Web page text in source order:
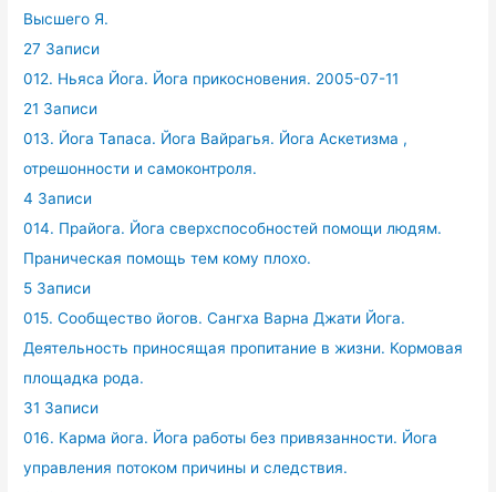
Высшего Я.
27 Записи
012. Ньяса Йога. Йога прикосновения. 2005-07-11
21 Записи
013. Йога Тапаса. Йога Вайрагья. Йога Аскетизма ,
отрешонности и самоконтроля.
4 Записи
014. Прайога. Йога сверхспособностей помощи людям.
Праническая помощь тем кому плохо.
5 Записи
015. Сообщество йогов. Сангха Варна Джати Йога.
Деятельность приносящая пропитание в жизни. Кормовая
площадка рода.
31 Записи
016. Карма йога. Йога работы без привязанности. Йога
управления потоком причины и следствия.